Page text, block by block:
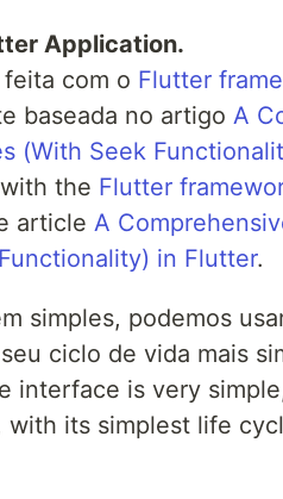
Application.
com o Flutter
baseada no artigo A
(With Seek
the Flutter
article A
in Flutter.
simples, podemos
ciclo de vida mais
interface is very
with its simplest life